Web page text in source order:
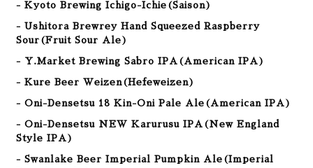
- Kyoto Brewing Ichigo-Ichie(Saison)
- Ushitora Brewrey Hand Squeezed Raspberry
Sour(Fruit Sour Ale)
- Y.Market Brewing Sabro IPA(American IPA)
- Kure Beer Weizen(Hefeweizen)
- Oni-Densetsu 18 Kin-Oni Pale Ale(American IPA)
- Oni-Densetsu NEW Karurusu IPA(New England
Style IPA)
- Swanlake Beer Imperial Pumpkin Ale(Imperial